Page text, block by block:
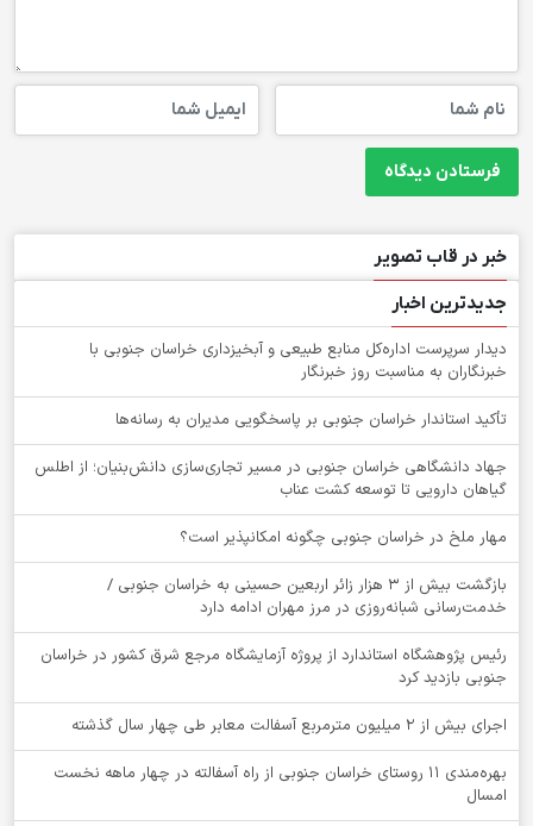
خبر در قاب تصویر
جدیدترین اخبار
دیدار سرپرست اداره‌کل منابع طبیعی و آبخیزداری خراسان جنوبی با
خبرنگاران به مناسبت روز خبرنگار
تأکید استاندار خراسان جنوبی بر پاسخگویی مدیران به رسانه‌ها
جهاد دانشگاهی خراسان جنوبی در مسیر تجاری‌سازی دانش‌بنیان؛ از اطلس
گیاهان دارویی تا توسعه کشت عناب
‌مهار ملخ در خراسان جنوبی چگونه امکانپذیر است؟
بازگشت بیش از ۳ هزار زائر اربعین حسینی به خراسان جنوبی /
خدمت‌رسانی شبانه‌روزی در مرز مهران ادامه دارد
رئیس پژوهشگاه استاندارد از پروژه آزمایشگاه مرجع شرق کشور در خراسان
جنوبی بازدید کرد
اجرای بیش از ۲ میلیون مترمربع آسفالت معابر طی چهار سال گذشته
بهره‌مندی ۱۱ روستای خراسان جنوبی از راه آسفالته در چهار ماهه نخست
امسال